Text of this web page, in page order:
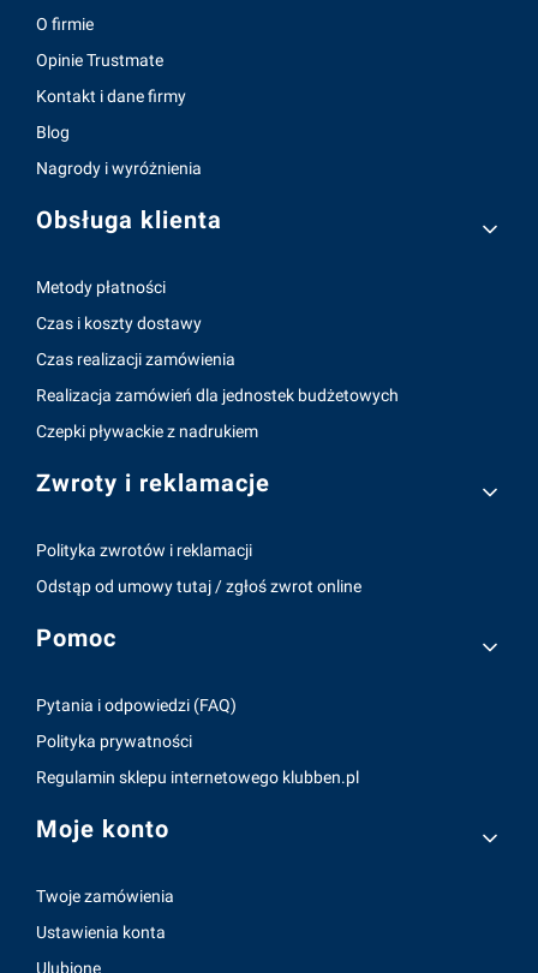
O firmie
Opinie Trustmate
Kontakt i dane firmy
Blog
Nagrody i wyróżnienia
Obsługa klienta
Metody płatności
Czas i koszty dostawy
Czas realizacji zamówienia
Realizacja zamówień dla jednostek budżetowych
Czepki pływackie z nadrukiem
Zwroty i reklamacje
Polityka zwrotów i reklamacji
Odstąp od umowy tutaj / zgłoś zwrot online
Pomoc
Pytania i odpowiedzi (FAQ)
Polityka prywatności
Regulamin sklepu internetowego klubben.pl
Moje konto
Twoje zamówienia
Ustawienia konta
Ulubione